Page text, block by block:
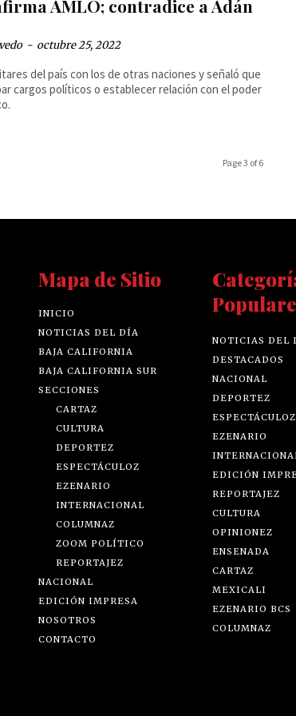
AMLO; contradice a Adán
- octubre 25, 2022
del país con los de otras naciones y señaló que
cargos políticos o establecer relación con el poder
Page 3 of 6
Mapa de Sitio
INICIO
NOTICIAS DEL DÍA
BAJA CALIFORNIA
BAJA CALIFORNIA SUR
SECCIONES
CARTAZ
CULTURA
DEPORTEZ
ESPECTÁCULOZ
EZENARIO
INTERNACIONAL
COLUMNAZ
ZOOM POLÍTICO
REPORTAJEZ
NACIONAL
EDICIÓN IMPRESA
NOSOTROS
CONTACTO
NOTICIAS DEL
DESTACADOS
NACIONAL
DEPORTEZ
ESPECTÁCULOZ
EZENARIO
EDICIÓN
REPORTAJEZ
CULTURA
OPINIONEZ
ENSENADA
CARTAZ
MEXICALI
EZENARIO BCS
COLUMNAZ